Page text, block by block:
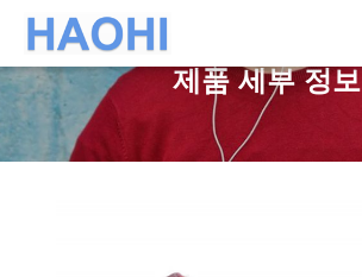
제품 세부 정보